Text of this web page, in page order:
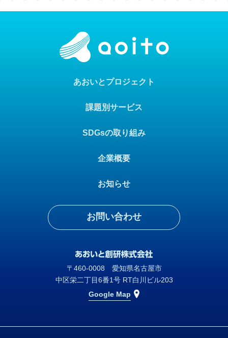
あおいとプロジェクト
SDGsの取り組み
お知らせ
課題別サービス
企業概要
お問い合わせ
〒460-0008 愛知県名古屋市
中区栄二丁目6番1号 RT白川ビル203
Google Map